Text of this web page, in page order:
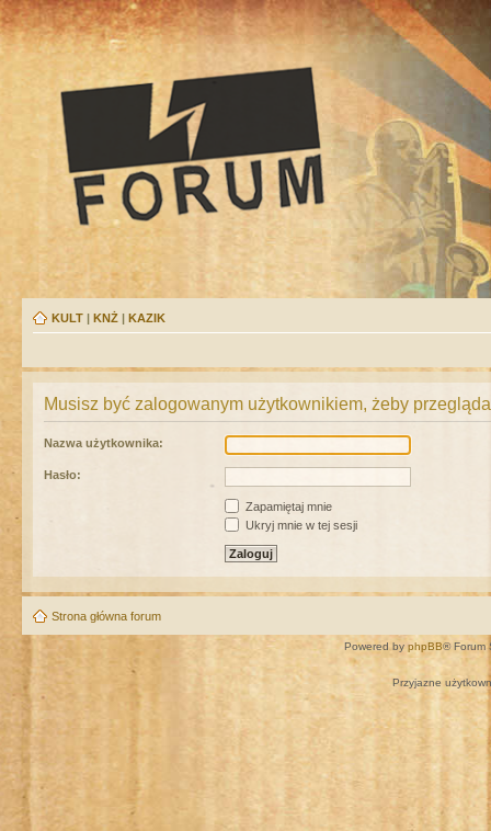
KULT | KNŻ | KAZIK
Musisz być zalogowanym użytkownikiem, żeby
Nazwa użytkownika:
Hasło:
Zapamiętaj mnie
Ukryj mnie w tej sesji
Strona główna forum
Powered by phpBB® Forum
Przyjazne